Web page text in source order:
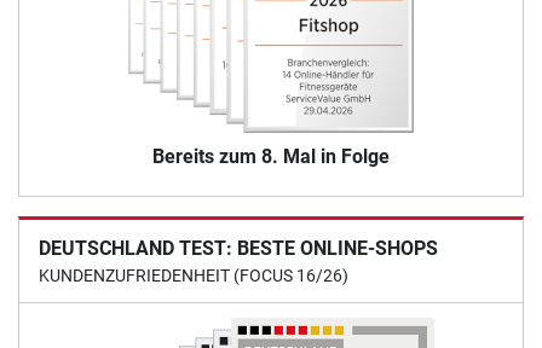
Bereits zum 8. Mal in Folge
DEUTSCHLAND TEST: BESTE ONLINE-SHOPS
KUNDENZUFRIEDENHEIT (FOCUS 16/26)